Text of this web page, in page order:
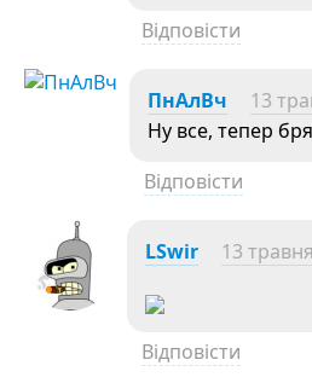
Відповісти
ПнАлВч 13
Ну все, тепер
Відповісти
LSwir 13
Відповісти